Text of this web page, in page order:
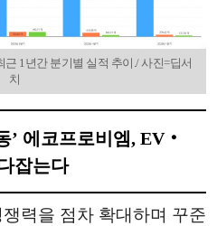
1년간 분기별 실적 추이./ 사진=딥서
치
’ 에코프로비엠, EV‧
잡는다
력을 점차 확대하며 꾸준